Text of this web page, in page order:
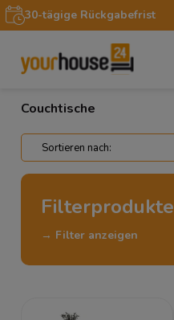
30-tägige Rückgabefrist
Startseite » Möbel
Couchtische
Filterprodukte
→ Filter anzeigen